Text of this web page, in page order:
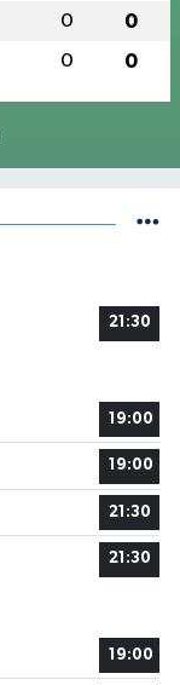
0 0
0 0
21:30
19:00
19:00
21:30
21:30
19:00